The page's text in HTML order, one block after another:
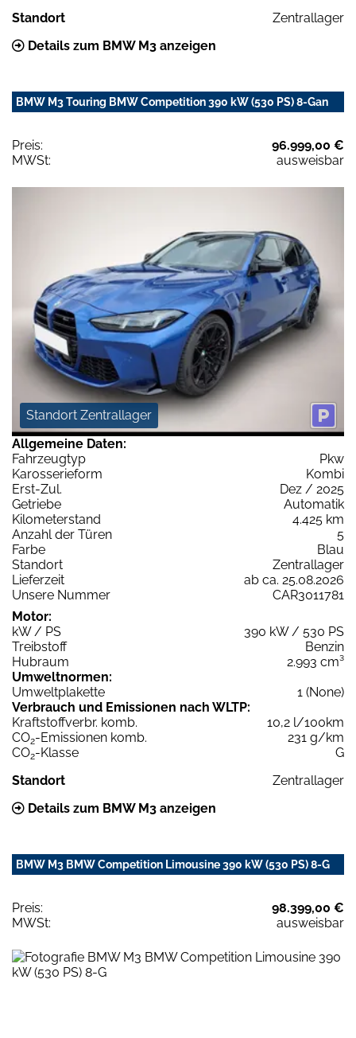
Standort
Zentrallager
Details zum BMW M3 anzeigen
BMW M3 Touring BMW Competition 390 kW (530 PS) 8-Gan
Preis:
96.999,00 €
MWSt:
ausweisbar
Standort Zentrallager
Allgemeine Daten:
Fahrzeugtyp
Pkw
Karosserieform
Kombi
Erst-Zul.
Dez / 2025
Getriebe
Automatik
Kilometerstand
4.425 km
Anzahl der Türen
5
Farbe
Blau
Standort
Zentrallager
Lieferzeit
ab ca. 25.08.2026
Unsere Nummer
CAR3011781
Motor:
kW / PS
390 kW / 530 PS
Treibstoff
Benzin
Hubraum
2.993 cm³
Umweltnormen:
Umweltplakette
1 (None)
Verbrauch und Emissionen nach WLTP:
Kraftstoffverbr. komb.
10,2 l/100km
CO2-Emissionen komb.
231 g/km
CO2-Klasse
G
Standort
Zentrallager
Details zum BMW M3 anzeigen
BMW M3 BMW Competition Limousine 390 kW (530 PS) 8-G
Preis:
98.399,00 €
MWSt:
ausweisbar